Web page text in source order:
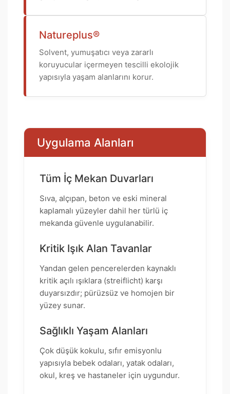
Natureplus®
Solvent, yumuşatıcı veya zararlı
koruyucular içermeyen tescilli ekolojik
yapısıyla yaşam alanlarını korur.
Uygulama Alanları
Tüm İç Mekan Duvarları
Sıva, alçıpan, beton ve eski mineral
kaplamalı yüzeyler dahil her türlü iç
mekanda güvenle uygulanabilir.
Kritik Işık Alan Tavanlar
Yandan gelen pencerelerden kaynaklı
kritik açılı ışıklara (streiflicht) karşı
duyarsızdır; pürüzsüz ve homojen bir
yüzey sunar.
Sağlıklı Yaşam Alanları
Çok düşük kokulu, sıfır emisyonlu
yapısıyla bebek odaları, yatak odaları,
okul, kreş ve hastaneler için uygundur.